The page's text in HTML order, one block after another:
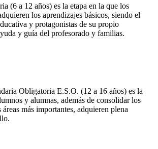
(6 a 12 años) es la etapa en la que los
los aprendizajes básicos, siendo el
y protagonistas de su propio
y guía del profesorado y familias.
Obligatoria E.S.O. (12 a 16 años) es la
y alumnas, además de consolidar los
más importantes, adquieren plena